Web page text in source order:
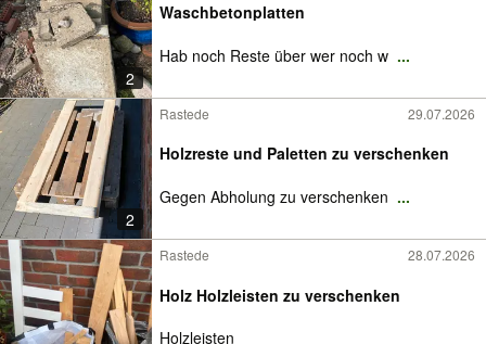
2
Waschbetonplatten
Hab noch Reste über wer noch w ...
2
Rastede 29.07.2026
Holzreste und Paletten zu verschenken
Gegen Abholung zu verschenken ...
Rastede 28.07.2026
Holz Holzleisten zu verschenken
Holzleisten